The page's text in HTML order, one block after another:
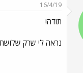
16/4/19
תודה!
נראה לי שרק